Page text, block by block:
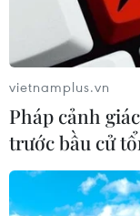
Năm học 2026-
trước lớp 1, đẩy
09/08/2026 14:49
Tạm đình chỉ
đốc Sở Giáo
Tuyên Quang
vietnamplus.vn
Pháp cảnh
trước bầu cử